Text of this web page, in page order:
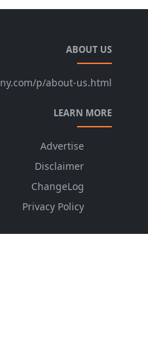
ABOUT US
p/about-us.html
LEARN MORE
Advertise
Disclaimer
ChangeLog
Privacy Policy